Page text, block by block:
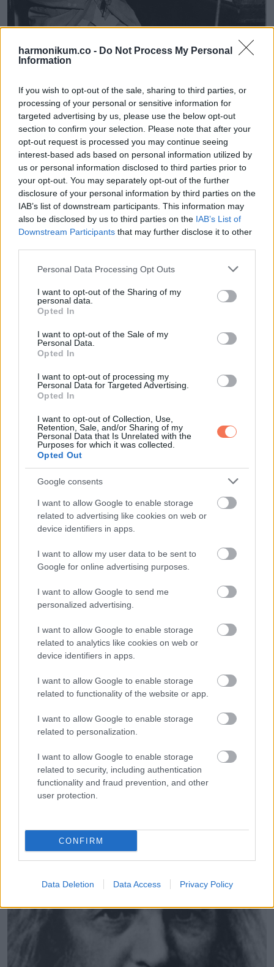
harmonikum.co - Do Not Process My Personal
Information
If you wish to opt-out of the sale, sharing to third parties, or
processing of your personal or sensitive information for
targeted advertising by us, please use the below opt-out
section to confirm your selection. Please note that after your
opt-out request is processed you may continue seeing
interest-based ads based on personal information utilized by
us or personal information disclosed to third parties prior to
your opt-out. You may separately opt-out of the further
disclosure of your personal information by third parties on the
IAB’s list of downstream participants. This information may
also be disclosed by us to third parties on the IAB’s List of
Downstream Participants that may further disclose it to other
Please note that this website/app uses one or more Google
not limited to your visit or usage behaviour. You may click to
grant or deny consent to Google and its third-party tags to
use your data for below specified purposes in below Google
consent section.
Personal Data Processing Opt Outs
I want to opt-out of the Sharing of my
personal data.
Opted In
I want to opt-out of the Sale of my
Personal Data.
Opted In
I want to opt-out of processing my
Personal Data for Targeted Advertising.
Opted In
I want to opt-out of Collection, Use,
Retention, Sale, and/or Sharing of my
Personal Data that Is Unrelated with the
Purposes for which it was collected.
Opted Out
Google consents
I want to allow Google to enable storage
related to advertising like cookies on web or
device identifiers in apps.
I want to allow my user data to be sent to
Google for online advertising purposes.
I want to allow Google to send me
personalized advertising.
I want to allow Google to enable storage
related to analytics like cookies on web or
device identifiers in apps.
I want to allow Google to enable storage
related to functionality of the website or app.
I want to allow Google to enable storage
related to personalization.
I want to allow Google to enable storage
related to security, including authentication
functionality and fraud prevention, and other
user protection.
CONFIRM
Data Deletion Data Access Privacy Policy
Einstein nem igazán kedvelte a zoknikat. Valamiért azt
egyszer még a feleségének is írt levélben. „Még a
legkülönlegesebb alkalmakon is sikerült elkerülnöm, hogy
zoknit hordjak, mégpedig magasszárú csizma segítségével”
– írta.
7. Alfred Hitchcock
A horror nagymestere ovofóbiában szenvedett. Kitalálják, mi
ez? Ha nem megy, segítünk: félelem az ovális tárgyaktól,
mint például a tyúktojás. Ha egy étteremben egy pincér ilyet
szolgált fel neki, Hitchcock hangulata drámaian
megváltozott.
A híres rendező lenyűgöző memóriával rendelkezett: az
összes New York-i utca helyét fejből tudta, és arra is képes
volt, hogy megtanuljon egy egész telefonkönyvet.
Hitchcock egyszerűen hátradobta a csészét: így vezette le a
Egész életében félt a rendőröktől, ezért visszatérő motívum
filmjeiben a hamis vádtól való félelem.
És végezetül: attól is rettegett, hogy újranézze saját filmjeit.
az emberek hogy bírják ki, hogy végignézzék” – mondta
8. Dmitrij Ivanovics Mengyelejev